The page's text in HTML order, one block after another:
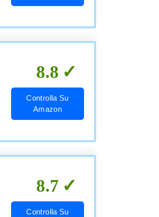
8.8
Controlla Su
Amazon
8.7
Controlla Su